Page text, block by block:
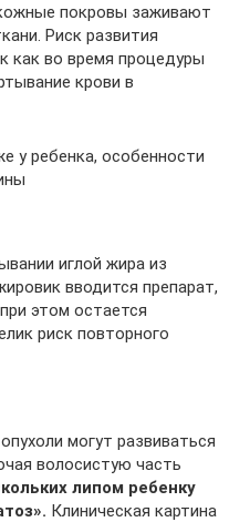
покровы заживают
Риск развития
как во время процедуры
крови в
ребенка, особенности
иглой жира из
вводится препарат,
этом остается
риск повторного
могут развиваться
волосистую часть
липом ребенку
Клиническая картина